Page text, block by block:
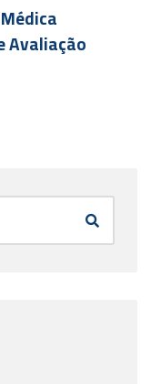
Avaliação